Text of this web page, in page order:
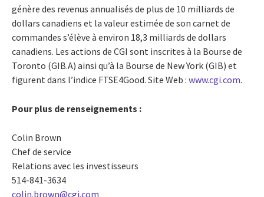
génère des revenus annualisés de plus de 10 milliards de
dollars canadiens et la valeur estimée de son carnet de
commandes s’élève à environ 18,3 milliards de dollars
canadiens. Les actions de CGI sont inscrites à la Bourse de
Toronto (GIB.A) ainsi qu’à la Bourse de New York (GIB) et
figurent dans l’indice FTSE4Good. Site Web : www.cgi.com.
Pour plus de renseignements :
Colin Brown
Chef de service
Relations avec les investisseurs
514-841-3634
colin.brown@cgi.com